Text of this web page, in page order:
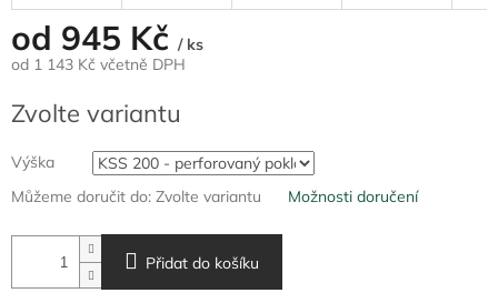
od 945 Kč / ks
od 1 143 Kč včetně DPH
cena:
Zvolte variantu
Výška
Můžeme doručit do: Zvolte variantu Možnosti doručení
Přidat do košíku